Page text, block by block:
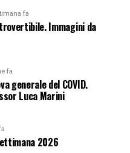
fa
Immagini da
fa
generale del COVID.
Luca Marini
2026